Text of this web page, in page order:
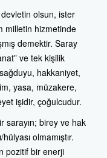
olsun, ister
milletin hizmetinde
demektir. Saray
ve tek kişilik
hakkaniyet,
yasa, müzakere,
işidir, çoğulcudur.
sarayın; birey ve hak
olmamıştır.
pozitif bir enerji